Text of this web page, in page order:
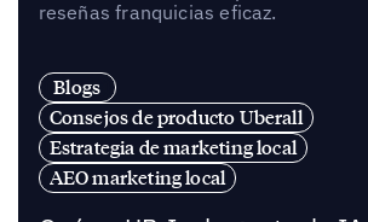
reseñas franquicias eficaz.
Blogs
Consejos de producto Uberall
Estrategia de marketing local
AEO marketing local